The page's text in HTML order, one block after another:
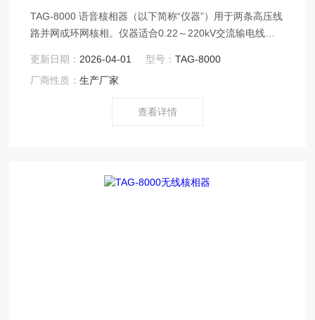
TAG-8000 语音核相器（以下简称“仪器”）用于两条高压线
路并网或环网核相。仪器适合0.22～220kV交流输电线路
用无线传输技术，操作安全可靠，使用方便，克服了有线
核相仪的诸多缺点。
更新日期： 2026-04-01 型号：TAG-8000
厂商性质：生产厂家
查看详情